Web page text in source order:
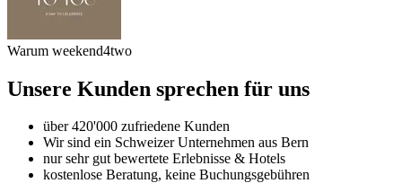
Warum weekend4two
Unsere Kunden sprechen für uns
über 420'000 zufriedene Kunden
Wir sind ein Schweizer Unternehmen aus Bern
nur sehr gut bewertete Erlebnisse & Hotels
kostenlose Beratung, keine Buchungsgebühren